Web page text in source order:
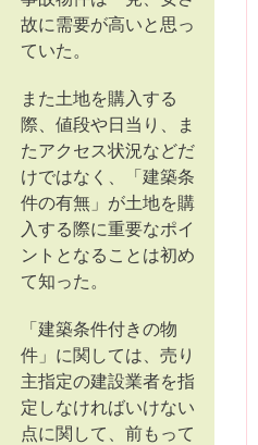
故に需要が高いと思っ
ていた。
また土地を購入する
際、値段や日当り、ま
たアクセス状況などだ
けではなく、「建築条
件の有無」が土地を購
入する際に重要なポイ
ントとなることは初め
て知った。
「建築条件付きの物
件」に関しては、売り
主指定の建設業者を指
定しなければいけない
点に関して、前もって